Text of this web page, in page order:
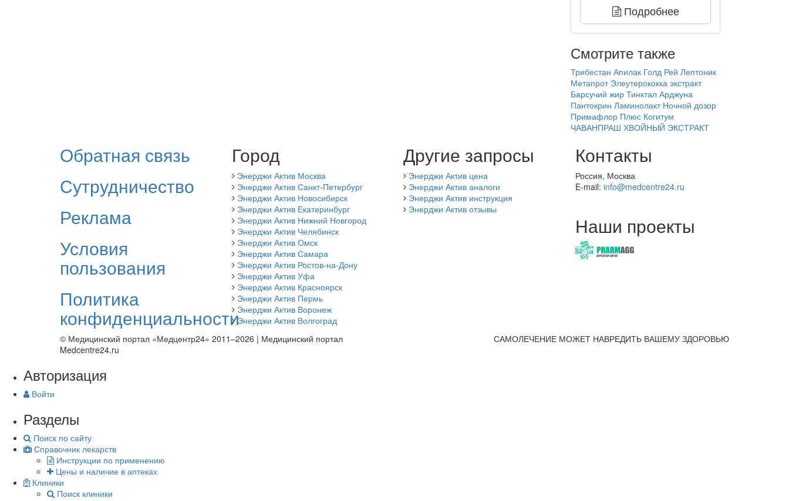
Подробнее
Смотрите также
Трибестан Апилак Голд Рей Лептоник
Метапрот Элеутерококка экстракт
Барсучий жир Тинктал Арджуна
Пантокрин Ламинолакт Ночной дозор
Примафлор Плюс Когитум
ЧАВАНПРАШ ХВОЙНЫЙ ЭКСТРАКТ
Обратная связь
Сутрудничество
Реклама
Условия
пользования
Политика
конфиденциальности
Город
Энерджи Актив Москва
Энерджи Актив Санкт-Петербург
Энерджи Актив Новосибирск
Энерджи Актив Екатеринбург
Энерджи Актив Нижний Новгород
Энерджи Актив Челябинск
Энерджи Актив Омск
Энерджи Актив Самара
Энерджи Актив Ростов-на-Дону
Энерджи Актив Уфа
Энерджи Актив Красноярск
Энерджи Актив Пермь
Энерджи Актив Воронеж
Энерджи Актив Волгоград
Другие запросы
Энерджи Актив цена
Энерджи Актив аналоги
Энерджи Актив инструкция
Энерджи Актив отзывы
Контакты
Россия, Москва
E-mail: info@medcentre24.ru
Наши проекты
© Медицинский портал «Медцентр24» 2011–2026 | Медицинский портал
Medcentre24.ru
САМОЛЕЧЕНИЕ МОЖЕТ НАВРЕДИТЬ ВАШЕМУ ЗДОРОВЬЮ
Авторизация
Войти
Разделы
Поиск по сайту
Справочник лекарств
Инструкции по применению
Цены и наличие в аптеках
Клиники
Поиск клиники